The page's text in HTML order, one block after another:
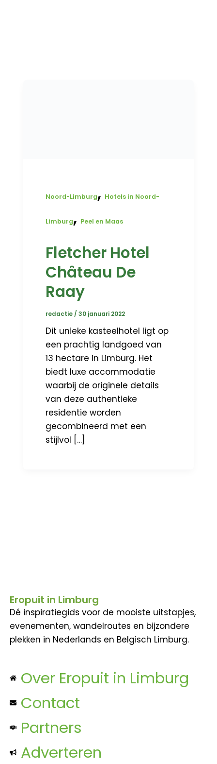
Noord-Limburg, Hotels in Noord-
Limburg, Peel en Maas
Fletcher Hotel
Château De
Raay
redactie/30 januari 2022
Dit unieke kasteelhotel ligt op
een prachtig landgoed van
13 hectare in Limburg. Het
biedt luxe accommodatie
waarbij de originele details
van deze authentieke
residentie worden
gecombineerd met een
stijlvol […]
Eropuit in Limburg
Dé inspiratiegids voor de mooiste uitstapjes,
evenementen, wandelroutes en bijzondere
plekken in Nederlands en Belgisch Limburg.
Over Eropuit in Limburg
Contact
Partners
Adverteren